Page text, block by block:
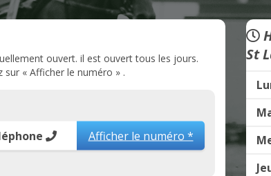
ouvert. il est ouvert tous les jours.
« Afficher le numéro » .
Afficher le numéro *
St